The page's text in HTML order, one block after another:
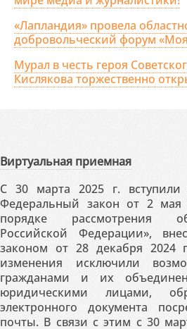
«Лапландия» провела
добровольческий форум
Мурал в честь героя
Кислякова торжественно
Виртуальная приемная
С 30 марта 2025 г.
Федеральный закон от 2
порядке рассмотрения
Российской Федерации»,
законом от 28 декабря
изменения исключили
гражданами и их
юридическими лицами,
электронного документа
почты. В связи с этим с 30